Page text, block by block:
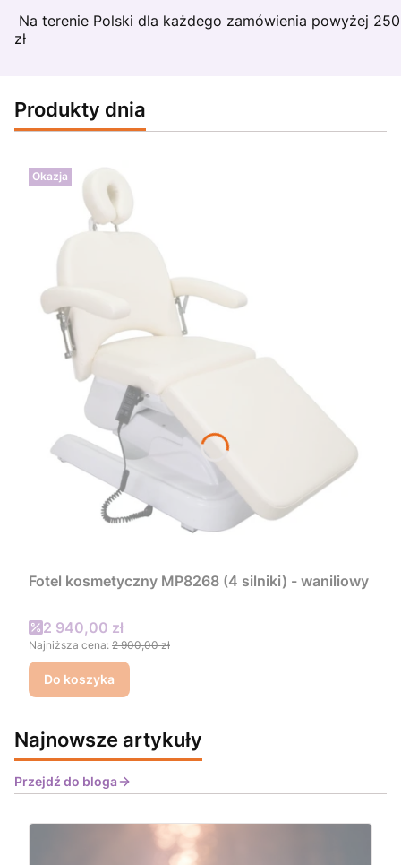
Na terenie Polski dla każdego zamówienia powyżej 250
zł
Produkty dnia
Okazja
Fotel kosmetyczny MP8268 (4 silniki) - waniliowy
Cena promocyjna
2 940,00 zł
Najniższa cena: 2 900,00 zł
Do koszyka
Najnowsze artykuły
Przejdź do bloga